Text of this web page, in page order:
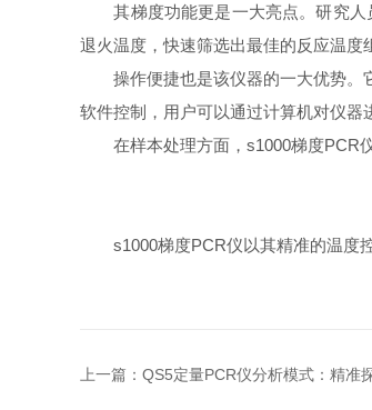
其梯度功能更是一大亮点。研究人
退火温度，快速筛选出最佳的反应温度
操作便捷也是该仪器的一大优势。它
软件控制，用户可以通过计算机对仪器
在样本处理方面，s1000梯度PCR仪
s1000梯度PCR仪以其精准的温度控
上一篇： QS5定量PCR仪分析模式：精准